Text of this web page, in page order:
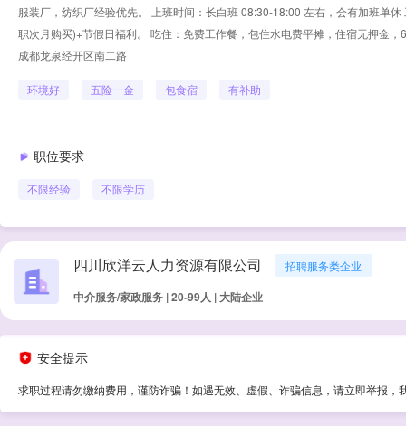
服装厂，纺织厂经验优先。 上班时间：长白班 08:30-18:00 左右，会有加班单
职次月购买)+节假日福利。 吃住：免费工作餐，包住水电费平摊，住宿无押金
成都龙泉经开区南二路
环境好 五险一金 包食宿 有补助
职位要求
不限经验 不限学历
四川欣洋云人力资源有限公司 招聘服务类企业
中介服务/家政服务 | 20-99人 | 大陆企业
安全提示
求职过程请勿缴纳费用，谨防诈骗！如遇无效、虚假、诈骗信息，请立即举报，